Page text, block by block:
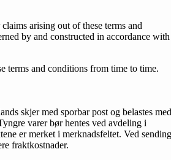
arising out of these terms and
by and constructed in accordance with
terms and conditions from time to time.
skjer med sporbar post og belastes med
varer bør hentes ved avdeling i
er merket i merknadsfeltet. Ved sending
fraktkostnader.